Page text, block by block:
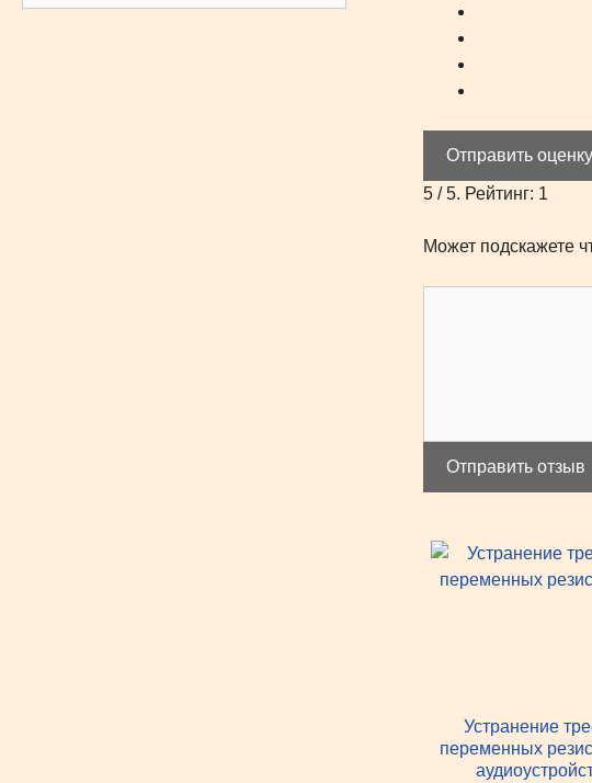
Отправить оценку
5 / 5. Рейтинг: 1
Может подскажете
Отправить отзыв
Устранение
переменных